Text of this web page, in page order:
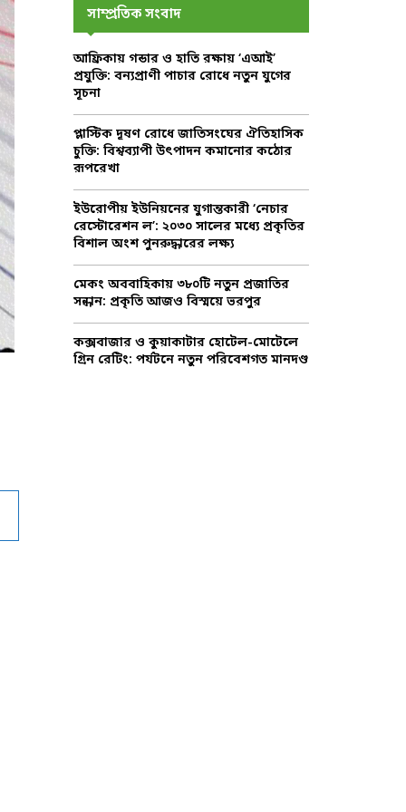
o
r
:
R
C
H
সাম্প্রতিক সংবাদ
আফ্রিকায় গন্ডার ও হাতি রক্ষায় ‘এআই’
প্রযুক্তি: বন্যপ্রাণী পাচার রোধে নতুন যুগের
সূচনা
প্লাস্টিক দূষণ রোধে জাতিসংঘের ঐতিহাসিক
চুক্তি: বিশ্বব্যাপী উৎপাদন কমানোর কঠোর
রূপরেখা
ইউরোপীয় ইউনিয়নের যুগান্তকারী ‘নেচার
রেস্টোরেশন ল’: ২০৩০ সালের মধ্যে প্রকৃতির
বিশাল অংশ পুনরুদ্ধারের লক্ষ্য
মেকং অববাহিকায় ৩৮০টি নতুন প্রজাতির
সন্ধান: প্রকৃতি আজও বিস্ময়ে ভরপুর
কক্সবাজার ও কুয়াকাটার হোটেল-মোটেলে
গ্রিন রেটিং: পর্যটনে নতুন পরিবেশগত মানদণ্ড